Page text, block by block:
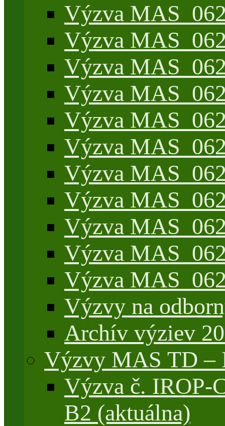
Výzva
Výzva
Výzva
Výzva
Výzva
Výzva
Výzva
Výzva
Výzva
Výzva
Výzva
Výzvy na
Archív výziev
Výzvy MAS TD –
Výzva č. IROP-
B2 (aktuálna)